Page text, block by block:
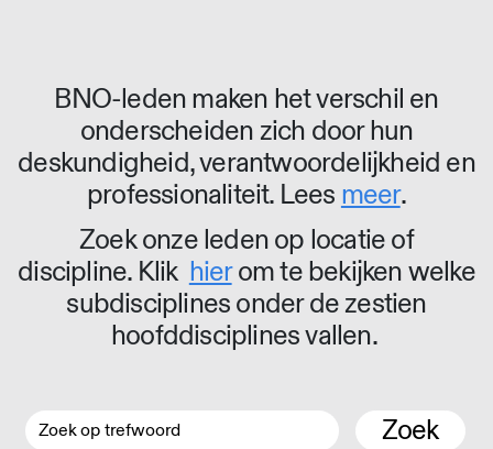
BNO-leden maken het verschil en
onderscheiden zich door hun
deskundigheid, verantwoordelijkheid en
professionaliteit. Lees meer.
Zoek onze leden op locatie of
discipline. Klik hierom te bekijken welke
subdisciplines onder de zestien
hoofddisciplines vallen.
Zoek